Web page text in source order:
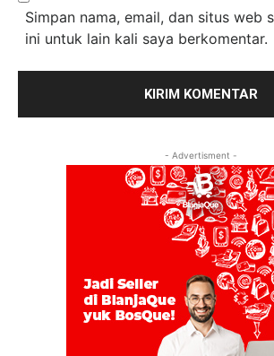
Simpan nama, email, dan situs web
ini untuk lain kali saya berkomentar.
- Advertisment -